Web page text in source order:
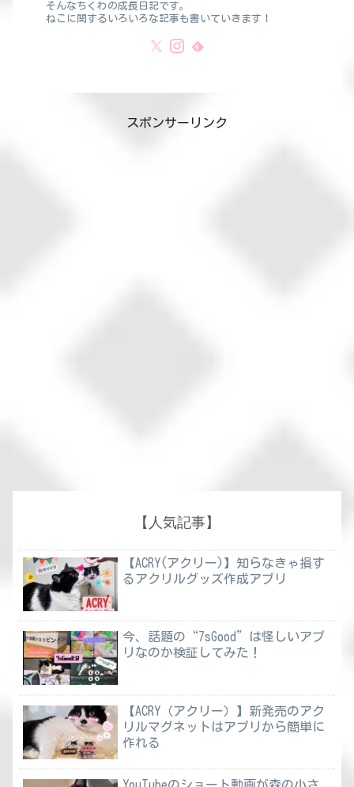
そんなちくわの成長日記です。
ねこに関するいろいろな記事も書いていきます！
スポンサーリンク
【人気記事】
【ACRY(アクリー)】知らなきゃ損す
るアクリルグッズ作成アプリ
今、話題の“7sGood”は怪しいアプ
リなのか検証してみた！
【ACRY（アクリー）】新発売のアク
リルマグネットはアプリから簡単に
作れる